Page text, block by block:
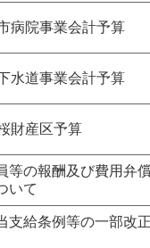
病院事業会計予算
水道事業会計予算
財産区予算
等の報酬及び費用弁
いて
支給条例等の一部改